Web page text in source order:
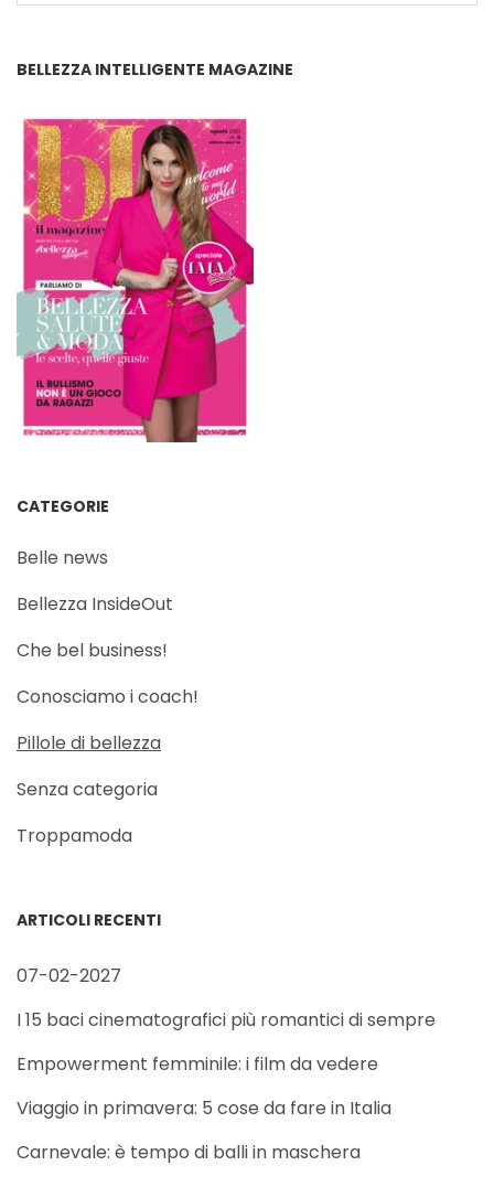
BELLEZZA INTELLIGENTE MAGAZINE
CATEGORIE
Belle news
Bellezza InsideOut
Che bel business!
Conosciamo i coach!
Pillole di bellezza
Senza categoria
Troppamoda
ARTICOLI RECENTI
07-02-2027
I 15 baci cinematografici più romantici di sempre
Empowerment femminile: i film da vedere
Viaggio in primavera: 5 cose da fare in Italia
Carnevale: è tempo di balli in maschera